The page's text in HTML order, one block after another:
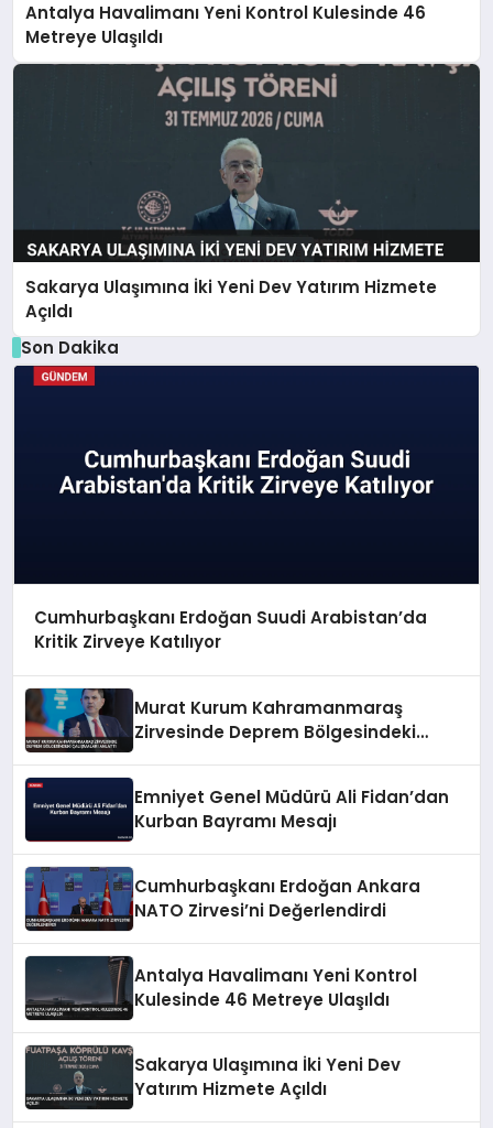
Antalya Havalimanı Yeni Kontrol Kulesinde 46
Metreye Ulaşıldı
Sakarya Ulaşımına İki Yeni Dev Yatırım Hizmete
Açıldı
Son Dakika
Cumhurbaşkanı Erdoğan Suudi Arabistan’da
Kritik Zirveye Katılıyor
Murat Kurum Kahramanmaraş
Zirvesinde Deprem Bölgesindeki
Emniyet Genel Müdürü Ali Fidan’dan
Kurban Bayramı Mesajı
Cumhurbaşkanı Erdoğan Ankara
NATO Zirvesi’ni Değerlendirdi
Antalya Havalimanı Yeni Kontrol
Kulesinde 46 Metreye Ulaşıldı
Sakarya Ulaşımına İki Yeni Dev
Yatırım Hizmete Açıldı